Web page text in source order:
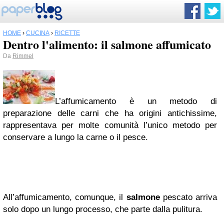
HOME › CUCINA › RICETTE
Dentro l'alimento: il salmone affumicato
Da Rimmel
L’affumicamento è un metodo di
preparazione delle carni che ha origini antichissime,
rappresentava per molte comunità l’unico metodo per
conservare a lungo la carne o il pesce.
All’affumicamento, comunque, il salmonepescato arriva
solo dopo un lungo processo, che parte dalla pulitura.